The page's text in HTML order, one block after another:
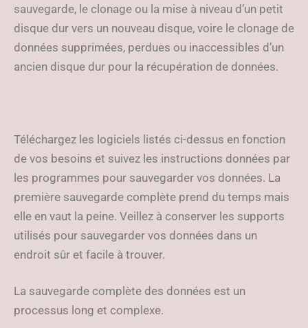
sauvegarde, le clonage ou la mise à niveau d’un petit
disque dur vers un nouveau disque, voire le clonage de
données supprimées, perdues ou inaccessibles d’un
ancien disque dur pour la récupération de données.
Téléchargez les logiciels listés ci-dessus en fonction
de vos besoins et suivez les instructions données par
les programmes pour sauvegarder vos données. La
première sauvegarde complète prend du temps mais
elle en vaut la peine. Veillez à conserver les supports
utilisés pour sauvegarder vos données dans un
endroit sûr et facile à trouver.
La sauvegarde complète des données est un
processus long et complexe.